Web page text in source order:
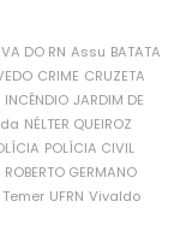
DO RN Assu BATATA
CRIME CRUZETA
INCÊNDIO JARDIM DE
NÉLTER QUEIROZ
POLÍCIA CIVIL
ROBERTO GERMANO
Temer UFRN Vivaldo